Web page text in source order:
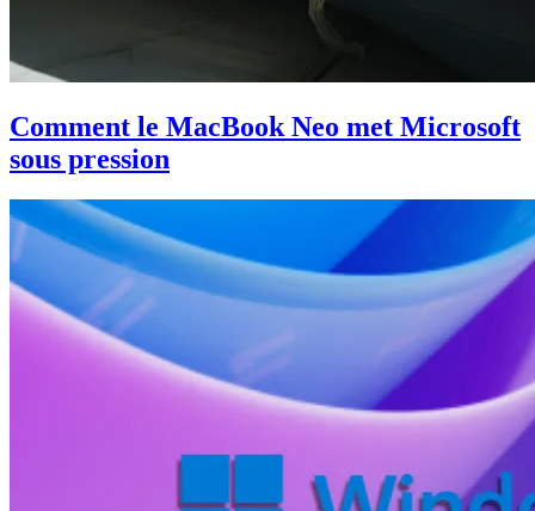
Comment le MacBook Neo met Microsoft
sous pression